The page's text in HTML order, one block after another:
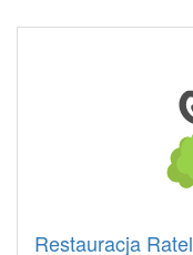
Restauracja Ratel